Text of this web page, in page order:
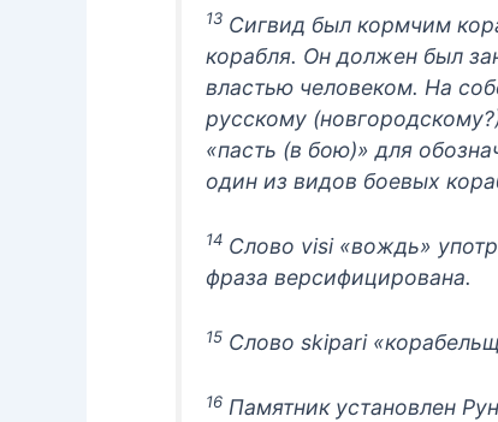
13 Сигвид был кормчим
корабля. Он должен был
властью человеком. На
русскому
«пасть (в бою)» для
один из видов боевых
14 Слово visi «вождь»
фраза версифицирована.
15 Слово skipari
16 Памятник установлен